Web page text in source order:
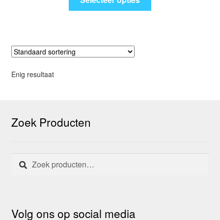
Enig resultaat
Zoek Producten
Zoeken
naar:
Zoeken
Volg ons op social media